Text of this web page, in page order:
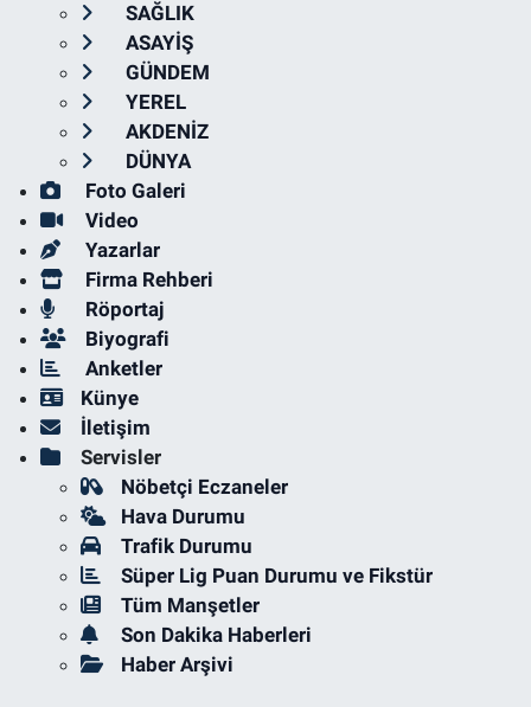
SAĞLIK
ASAYİŞ
GÜNDEM
YEREL
AKDENİZ
DÜNYA
Foto Galeri
Video
Yazarlar
Firma Rehberi
Röportaj
Biyografi
Anketler
Künye
İletişim
Servisler
Nöbetçi Eczaneler
Hava Durumu
Trafik Durumu
Süper Lig Puan Durumu ve Fikstür
Tüm Manşetler
Son Dakika Haberleri
Haber Arşivi